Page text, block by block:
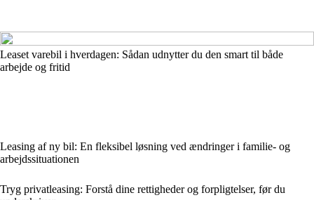
Leaset varebil i hverdagen: Sådan udnytter du den smart til både
arbejde og fritid
Leasing af ny bil: En fleksibel løsning ved ændringer i familie- og
arbejdssituationen
Tryg privatleasing: Forstå dine rettigheder og forpligtelser, før du